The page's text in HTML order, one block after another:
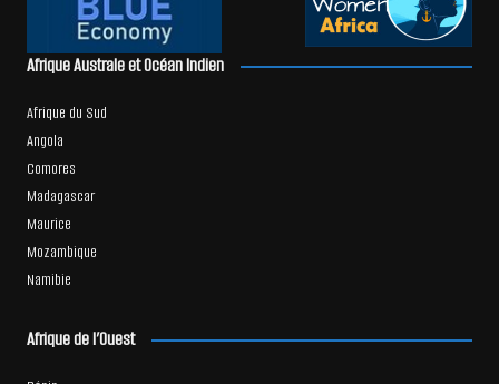
Afrique Australe et Océan Indien
Afrique du Sud
Angola
Comores
Madagascar
Maurice
Mozambique
Namibie
Afrique de l’Ouest